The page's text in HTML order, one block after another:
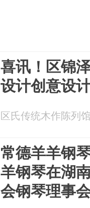
喜讯！区锦
设计创意设
区氏传统木作陈列
常德羊羊钢
羊钢琴在湖
会钢琴理事